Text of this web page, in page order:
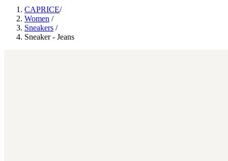
CAPRICE/
Women /
Sneakers /
Sneaker - Jeans